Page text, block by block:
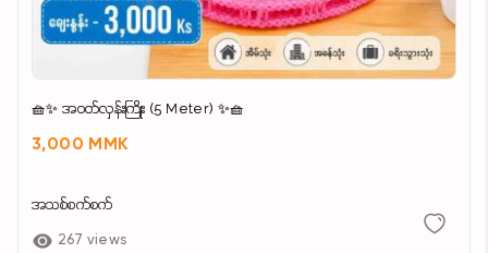
🧺✨ အဝတ်လှန်းကြိုး (5 Meter) ✨🧺
3,000 MMK
အသစ်စက်စက်
267 views